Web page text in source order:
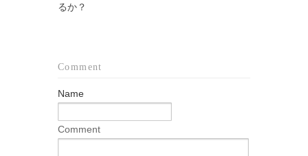
るか？
Comment
Name
Comment